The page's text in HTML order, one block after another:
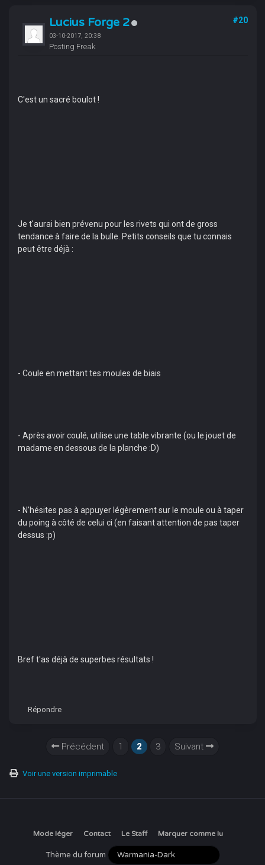
Lucius Forge 2
03-10-2017, 20:38
Posting Freak
#20
C'est un sacré boulot !
Je t'aurai bien prévenu pour les rivets qui ont de gross
tendance à faire de la bulle. Petits conseils que tu connais
peut être déjà :
- Coule en mettant tes moules de biais
- Après avoir coulé, utilise une table vibrante (ou le jouet de
madame en dessous de la planche :D)
- N'hésites pas à appuyer légèrement sur le moule ou à taper
du poing à côté de celui ci (en faisant attention de pas taper
dessus :p)
Bref t'as déjà de superbes résultats !
Répondre
Précédent 1 2 3 Suivant
Voir une version imprimable
Mode léger Contact Le Staff Marquer comme lu
Thème du forum